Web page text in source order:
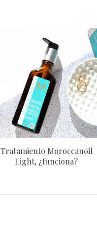
Tratamiento Moroccanoil
Light, ¿funciona?